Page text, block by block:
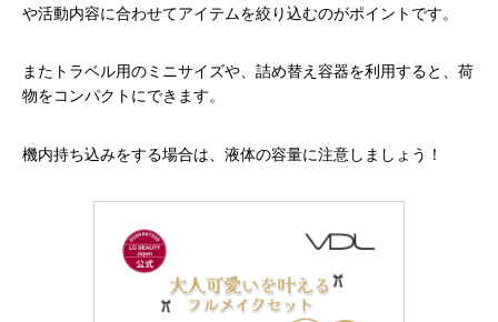
や活動内容に合わせてアイテムを絞り込むのがポイントです。
またトラベル用のミニサイズや、詰め替え容器を利用すると、荷
物をコンパクトにできます。
機内持ち込みをする場合は、液体の容量に注意しましょう！